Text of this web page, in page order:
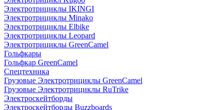
Электротрициклы IKINGI
Электротрициклы Minako
Электротрициклы Elbike
Электротрициклы Leopard
Электротрициклы GreenCamel
Гольфкары
Гольфкар GreenCamel
Спецтехника
Грузовые Электротрициклы GreenCamel
Грузовые Электротрициклы RuTrike
Электроскейтборды
Электроскейтборды Buzzboards